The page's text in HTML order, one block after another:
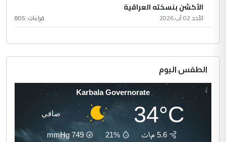
الأكشن بنسخته العراقية
الأحد 02 آب 2026 قراءات :805
الطقس اليوم
Karbala Governorate
34°C صافي
5.6 م\ث 21%
749
mmHg